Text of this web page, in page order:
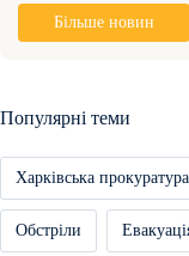
Більше новин
Популярні теми
Харківська прокуратура
Обстріли